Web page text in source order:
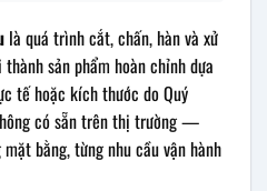
là quá trình cắt, chấn, hàn và xử
sản phẩm hoàn chỉnh dựa
tế hoặc kích thước do Quý
có sẵn trên thị trường —
bằng, từng nhu cầu vận hành